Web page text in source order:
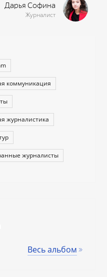
Дарья Софина
Журналист
коммуникация
журналистика
журналисты
Весь альбом